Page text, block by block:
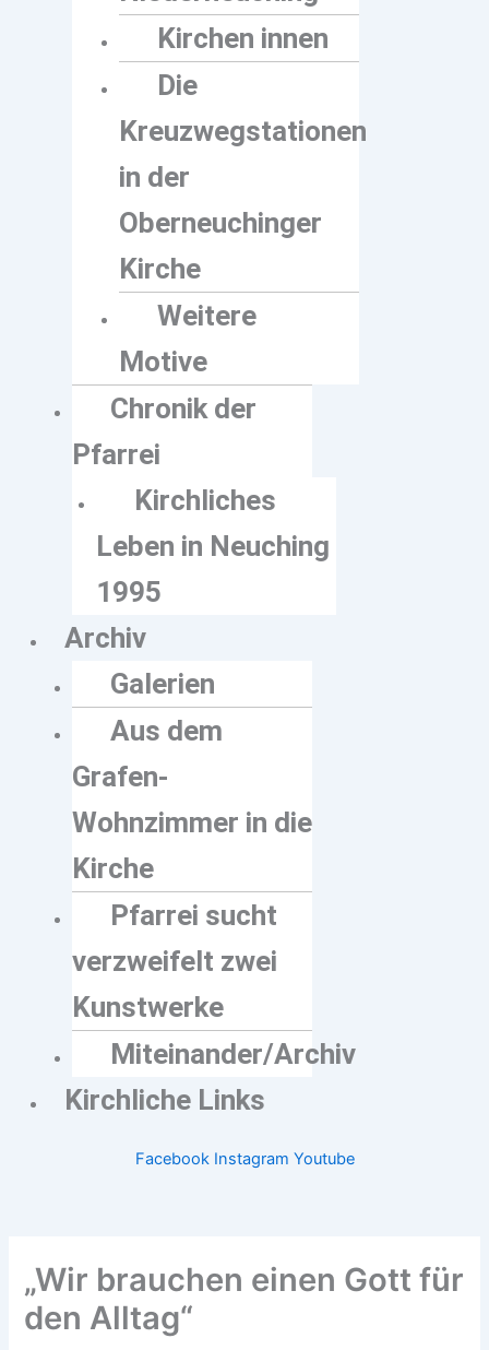
Kirchen innen
Die
Kreuzwegstationen
in der
Oberneuchinger
Kirche
Weitere
Motive
Chronik der
Pfarrei
Kirchliches
Leben in Neuching
1995
Archiv
Galerien
Aus dem
Grafen-
Wohnzimmer in die
Kirche
Pfarrei sucht
verzweifelt zwei
Kunstwerke
Miteinander/Archiv
Kirchliche Links
Facebook Instagram Youtube
„Wir brauchen einen Gott für
den Alltag“